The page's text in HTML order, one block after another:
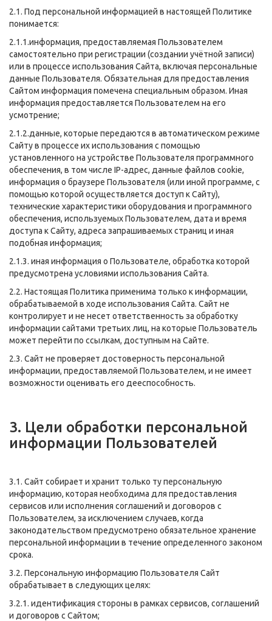
2.1. Под персональной информацией в настоящей Политике
понимается:
2.1.1.информация, предоставляемая Пользователем
самостоятельно при регистрации (создании учётной записи)
или в процессе использования Сайта, включая персональные
данные Пользователя. Обязательная для предоставления
Сайтом информация помечена специальным образом. Иная
информация предоставляется Пользователем на его
усмотрение;
2.1.2.данные, которые передаются в автоматическом режиме
Сайту в процессе их использования с помощью
установленного на устройстве Пользователя программного
обеспечения, в том числе IP-адрес, данные файлов cookie,
информация о браузере Пользователя (или иной программе, с
помощью которой осуществляется доступ к Сайту),
технические характеристики оборудования и программного
обеспечения, используемых Пользователем, дата и время
доступа к Сайту, адреса запрашиваемых страниц и иная
подобная информация;
2.1.3. иная информация о Пользователе, обработка которой
предусмотрена условиями использования Сайта.
2.2. Настоящая Политика применима только к информации,
обрабатываемой в ходе использования Сайта. Сайт не
контролирует и не несет ответственность за обработку
информации сайтами третьих лиц, на которые Пользователь
может перейти по ссылкам, доступным на Сайте.
2.3. Сайт не проверяет достоверность персональной
информации, предоставляемой Пользователем, и не имеет
возможности оценивать его дееспособность.
3. Цели обработки персональной
информации Пользователей
3.1. Сайт собирает и хранит только ту персональную
информацию, которая необходима для предоставления
сервисов или исполнения соглашений и договоров с
Пользователем, за исключением случаев, когда
законодательством предусмотрено обязательное хранение
персональной информации в течение определенного законом
срока.
3.2. Персональную информацию Пользователя Сайт
обрабатывает в следующих целях:
3.2.1. идентификация стороны в рамках сервисов, соглашений
и договоров с Сайтом;